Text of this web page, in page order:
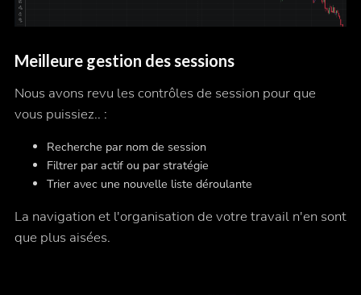
Meilleure gestion des sessions
Nous avons revu les contrôles de session pour que
vous puissiez.. :
Recherche par nom de session
Filtrer par actif ou par stratégie
Trier avec une nouvelle liste déroulante
La navigation et l'organisation de votre travail n'en sont
que plus aisées.